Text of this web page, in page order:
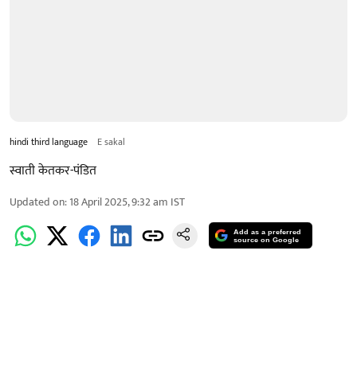
hindi third language E sakal
स्वाती केतकर-पंडित
Updated on:18 April 2025, 9:32 am IST
Add as a preferred
source on Google